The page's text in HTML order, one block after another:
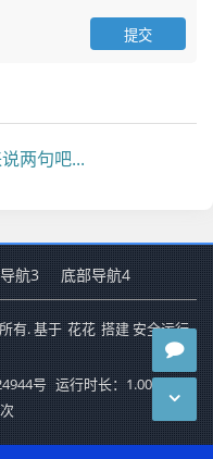
两句吧...
航3 底部导航4
有. 基于 花花 搭建 安全运行
号 运行时长：1.000秒 查